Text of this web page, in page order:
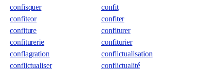
confisquer
confit
confiteor
confiter
confiture
confiturer
confiturerie
confiturier
conflagration
conflictualisation
conflictualiser
conflictualité